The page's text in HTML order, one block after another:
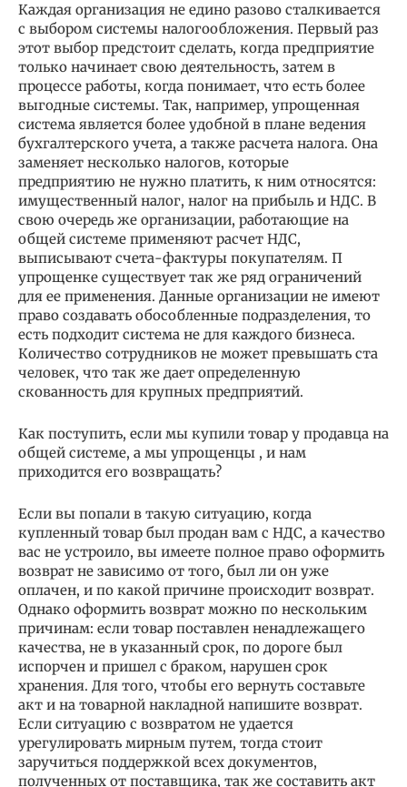
Каждая организация не едино разово сталкивается
с выбором системы налогообложения. Первый раз
этот выбор предстоит сделать, когда предприятие
только начинает свою деятельность, затем в
процессе работы, когда понимает, что есть более
выгодные системы. Так, например, упрощенная
система является более удобной в плане ведения
бухгалтерского учета, а также расчета налога. Она
заменяет несколько налогов, которые
предприятию не нужно платить, к ним относятся:
имущественный налог, налог на прибыль и НДС. В
свою очередь же организации, работающие на
общей системе применяют расчет НДС,
выписывают счета-фактуры покупателям. П
упрощенке существует так же ряд ограничений
для ее применения. Данные организации не имеют
право создавать обособленные подразделения, то
есть подходит система не для каждого бизнеса.
Количество сотрудников не может превышать ста
человек, что так же дает определенную
скованность для крупных предприятий.
Как поступить, если мы купили товар у продавца на
общей системе, а мы упрощенцы , и нам
приходится его возвращать?
Если вы попали в такую ситуацию, когда
купленный товар был продан вам с НДС, а качество
вас не устроило, вы имеете полное право оформить
возврат не зависимо от того, был ли он уже
оплачен, и по какой причине происходит возврат.
Однако оформить возврат можно по нескольким
причинам: если товар поставлен ненадлежащего
качества, не в указанный срок, по дороге был
испорчен и пришел с браком, нарушен срок
хранения. Для того, чтобы его вернуть составьте
акт и на товарной накладной напишите возврат.
Если ситуацию с возвратом не удается
урегулировать мирным путем, тогда стоит
заручиться поддержкой всех документов,
полученных от поставщика, так же составить акт